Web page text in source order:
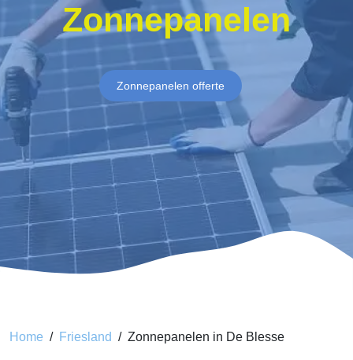
Zonnepanelen
Zonnepanelen offerte
Home Friesland Zonnepanelen in De Blesse